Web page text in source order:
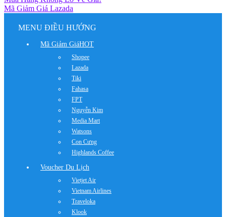
Mã Giảm Giá Lazada
MENU ĐIỀU HƯỚNG
Mã Giảm GiáHOT
Shopee
Lazada
Tiki
Fahasa
FPT
Nguyễn Kim
Media Mart
Watsons
Con Cưng
Highlands Coffee
Voucher Du Lịch
Vietjet Air
Vietnam Airlines
Traveloka
Klook